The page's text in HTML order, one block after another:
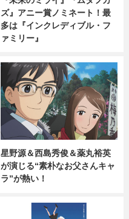
ズ』アニー賞ノミネート！最
多は『インクレディブル・フ
ァミリー』
星野源＆西島秀俊＆薬丸裕英
が演じる“素朴なお父さんキャ
ラ”が熱い！